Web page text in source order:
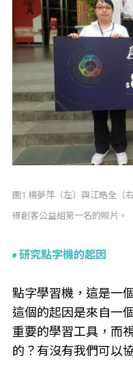
圖1.楊夢萍（左）與江皓全（
得創客公益組第一名的照片。
研究點字機的起因
點字學習機，這是一
這個的起因是來自一
重要的學習工具，而
的？有沒有我們可以